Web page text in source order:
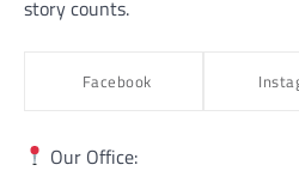
story counts.
Facebook
Our Office: